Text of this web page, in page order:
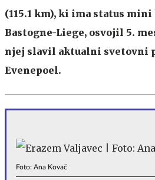
(115.1 km), ki ima status
Bastogne-Liege, osvojil 5.
njej slavil aktualni svetovni
Evenepoel.
Foto: Ana Kovač